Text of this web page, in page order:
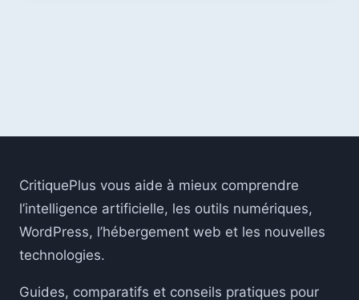
CritiquePlus vous aide à mieux comprendre
l’intelligence artificielle, les outils numériques,
WordPress, l’hébergement web et les nouvelles
technologies.
Guides, comparatifs et conseils pratiques pour